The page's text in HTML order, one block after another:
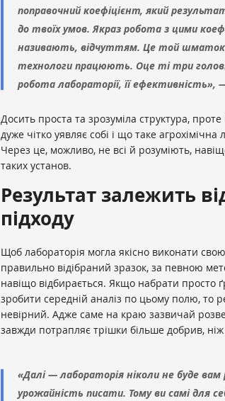
поправочний коефіцієнт, який
до твоїх умов. Якраз робота з цими
називають, відчуттям. Це той шматок
технологи працюють. Оце ті три
робота лабораторії, її ефективність»,
Досить проста та зрозуміла структура,
дуже чітко уявляє собі і що таке
Через це, можливо, не всі й розуміють,
таких установ.
Результат залежить
підходу
Щоб лабораторія могла якісно виконати
правильно відібраний зразок, за певною
навіщо відбирається. Якщо набрати просто
зробити середній аналіз по цьому полю, то
невірний. Адже саме на краю зазвичай
завжди потрапляє трішки більше добрив,
«Далі — лабораторія ніколи не буде
урожайність писати. Тому ви самі для